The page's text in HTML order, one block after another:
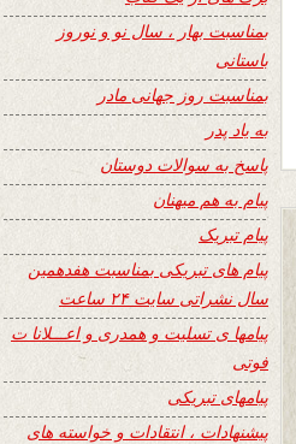
بمناسبت بهار ، سال نو و نوروز
باستانی
بمناسبت روز جهانی مادر
به یاد پدر
پاسخ به سوالات دوستان
پیام به هم میهنان
پیام تبریک
پیام های تبریکی بمناسبت هفدهمین
سال نشراتی سایت ۲۴ ساعت
پیامها ی تسلیت و همدری و اعـــلانا ت
فوتی
پیامهای تبریکی
پیشنهادات ، انتقادات و خواسته های